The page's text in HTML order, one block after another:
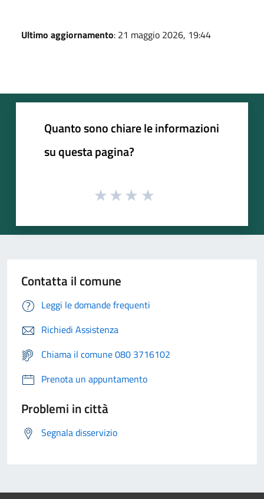
Ultimo aggiornamento: 21 maggio 2026, 19:44
Quanto sono chiare le informazioni
su questa pagina?
Contatta il comune
Leggi le domande frequenti
Richiedi Assistenza
Chiama il comune 080 3716102
Prenota un appuntamento
Problemi in città
Segnala disservizio